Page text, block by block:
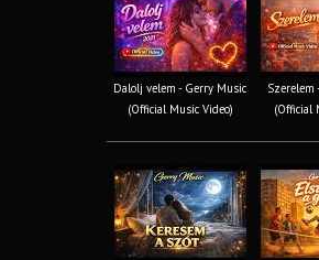
Dalolj velem - Gerry Music
(Official Music Video)
Szerelem
(Official